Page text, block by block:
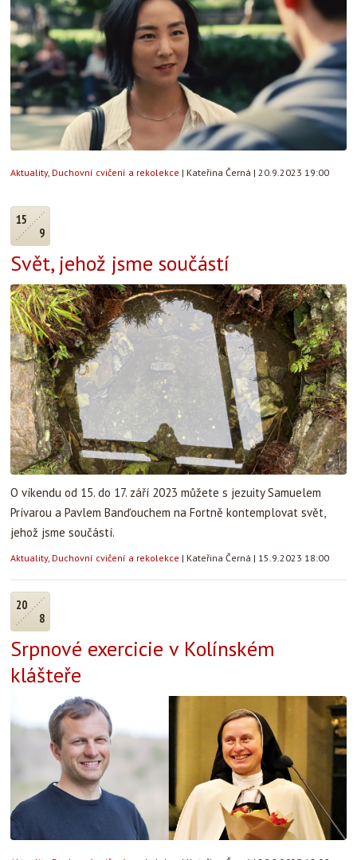
Aktuality, Duchovní cvičení a rekolekce | Kateřina Černá | 20.9.2023 19:00
15
9
Svět, jehož jsme součástí
O víkendu od 15. do 17. září 2023 můžete s jezuity Samuelem
Prívarou a Pavlem Banďouchem na Fortně kontemplovat svět,
jehož jsme součástí.
Aktuality, Duchovní cvičení a rekolekce | Kateřina Černá | 15.9.2023 18:00
20
8
Srpnové exercicie v Kolínském
klášteře